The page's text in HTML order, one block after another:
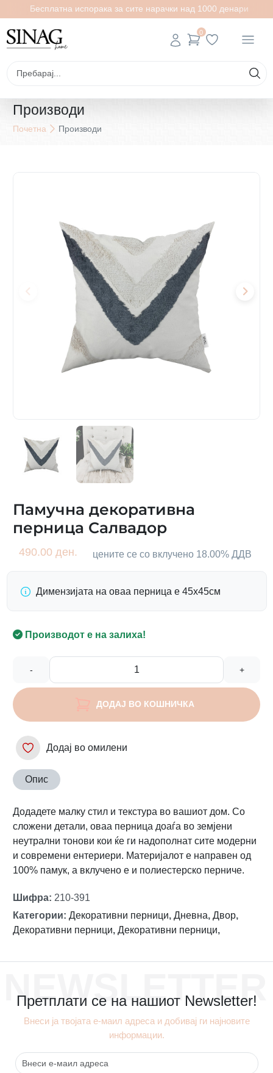
Бесплатна испорака за сите нарачки над 1000 денари
0
Производи
Почетна Производи
Памучна декоративна
перница Салвадор
490.00 ден. цените се со вклучено 18.00% ДДВ
Димензијата на оваа перница е 45х45см
Производот е на залиха!
- +
ДОДАЈ ВО КОШНИЧКА
Додај во омилени
Опис
Додадете малку стил и текстура во вашиот дом. Со
сложени детали, оваа перница доаѓа во земјени
неутрални тонови кои ќе ги надополнат сите модерни
и современи ентериери. Материјалот е направен од
100% памук, а вклучено е и полиестерско перниче.
Шифра: 210-391
Категории: Декоративни перници, Дневна, Двор,
Декоративни перници, Декоративни перници,
NEWSLETTER
Претплати се на нашиот Newsletter!
Внеси ја твојата е-маил адреса и добивај ги најновите
информации.